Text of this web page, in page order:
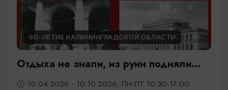
80-ЛЕТИЕ КАЛИНИНГРАДСКОЙ ОБЛАСТИ
Отдыха не знали, из руин подняли...
10.04.2026 - 10.10.2026, ПН-ПТ 10:30-17:00